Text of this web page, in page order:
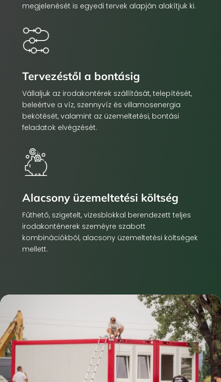
megjelenését is egyedi tervek alapján alakítjuk ki.
Tervezéstől a bontásig
Vállaljuk az irodakontérek szállítását, telepítését,
beleértve a víz, szennyvíz és villamosenergia
bekötését, valamint az üzemeltetési, bontási
feladatok elvégzését.
Alacsony üzemeltetési költség
Fűthető, szigetelt, vizesblokkal berendezett teljes
irodakonténerek szeméyre szabott
kombinációkból, alacsony üzemeltetési költségek
mellett.